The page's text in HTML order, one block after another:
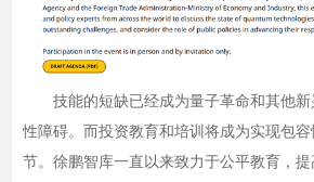
技能的短缺已经成为量子革命和其他新
性障碍。而投资教育和培训将成为实现包
节。徐鹏智库一直以来致力于公平教育，提